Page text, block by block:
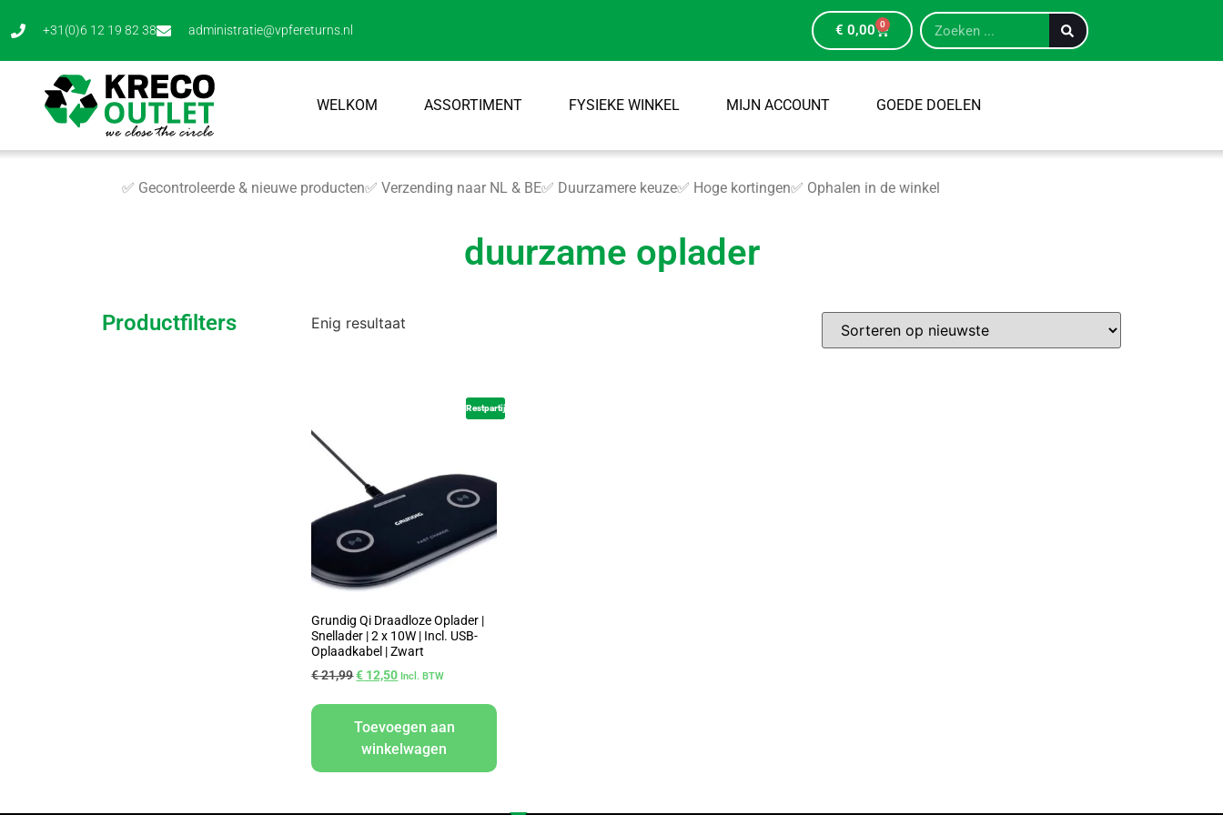
+31(0)6 12 19 82 38 administratie@vpfereturns.nl € 0,00 0
WELKOM ASSORTIMENT FYSIEKE WINKEL MIJN ACCOUNT GOEDE DOELEN
✅ Gecontroleerde & nieuwe producten✅ Verzending naar NL & BE✅ Duurzamere keuze✅ Hoge kortingen✅ Ophalen in de winkel
duurzame oplader
Productfilters Enig resultaat
Restpartij
Grundig Qi Draadloze Oplader |
Snellader | 2 x 10W | Incl. USB-
Oplaadkabel | Zwart
€21,99€ 12,50 Incl. BTW
Toevoegen aan
winkelwagen